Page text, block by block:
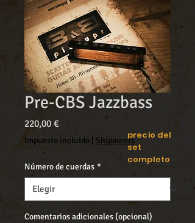
precio del
set
completo
Pre-CBS Jazzbass
220,00 €Precio
Impuesto incluido Shipments
Número de cuerdas *
Comentarios adicionales (opcional)